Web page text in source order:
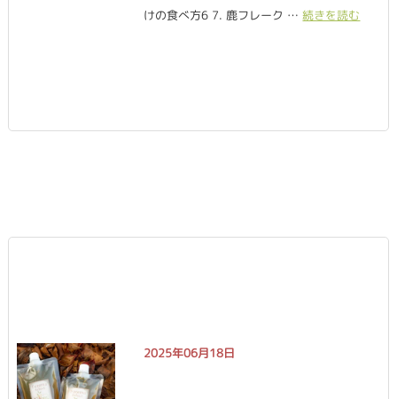
けの食べ方6 7. 鹿フレーク …続きを読む
2025年06月18日